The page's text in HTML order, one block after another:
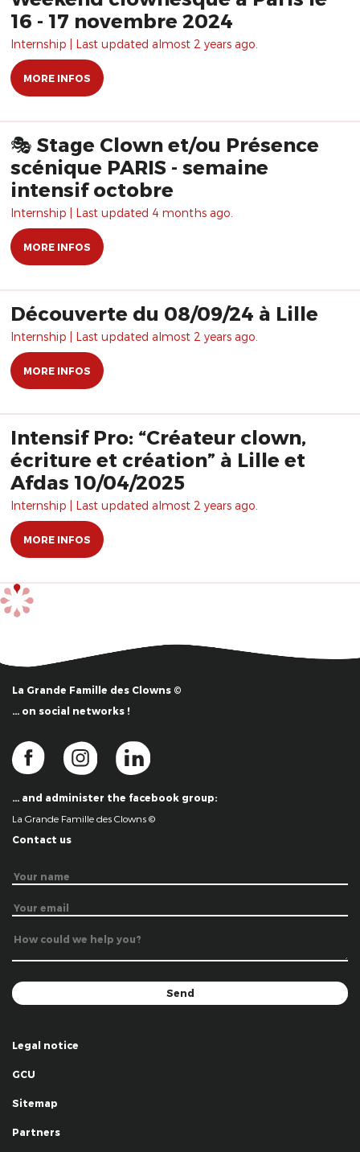
16 - 17 novembre 2024
Internship | Last updated almost 2 years ago.
MORE INFOS
🎭 Stage Clown et/ou Présence
scénique PARIS - semaine
intensif octobre
Internship | Last updated 4 months ago.
MORE INFOS
Découverte du 08/09/24 à Lille
Internship | Last updated almost 2 years ago.
MORE INFOS
Intensif Pro: “Créateur clown,
écriture et création” à Lille et
Afdas 10/04/2025
Internship | Last updated almost 2 years ago.
MORE INFOS
La Grande Famille des Clowns ©
… on social networks !
… and administer the facebook group:
La Grande Famille des Clowns ©
Contact us
Legal notice
GCU
Sitemap
Partners